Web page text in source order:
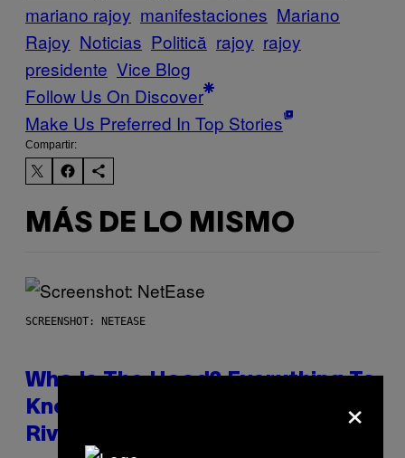
mariano rajoy manifestaciones Mariano
Rajoy Noticias Politică rajoy rajoy
presidente Vice Blog
Follow Us On Discover
Make Us Preferred In Top Stories
Compartir:
MÁS DE LO MISMO
SCREENSHOT: NETEASE
Who Is The Hood? Everything To
Know About The Newest Marvel
Rivals Character
×